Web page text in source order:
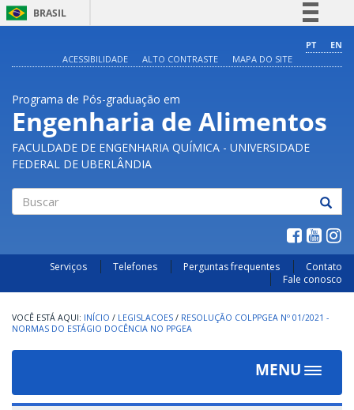
BRASIL
Comunica BR
Acesso à informação
Legislação
PT
EN
ACESSIBILIDADE
ALTO CONTRASTE MAPA DO SITE
Programa de Pós-graduação em
Engenharia de Alimentos
FACULDADE DE ENGENHARIA QUÍMICA - UNIVERSIDADE
FEDERAL DE UBERLÂNDIA
Serviços Telefones Perguntas frequentes
Contato
Fale conosco
INÍCIO / LEGISLACOES / RESOLUÇÃO COLPPGEA Nº 01/2021 -
NORMAS DO ESTÁGIO DOCÊNCIA NO PPGEA
MENU
Toggle